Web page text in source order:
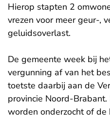
Hierop stapten 2
vrezen voor meer geur-,
geluidsoverlast.
De gemeente week bij
vergunning af van het
toetste daarbij aan de
provincie Noord-
worden onderzocht of